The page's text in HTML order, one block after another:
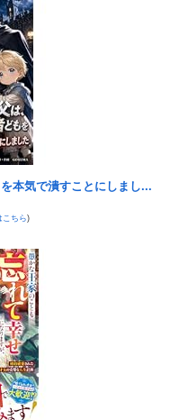
6時間以内に設置した
を迎える「もう無理。普
たい。」
スプレーなんて使わない
じめて炎上するｗｗｗｗ
人、最悪の行動だと叩か
みたいな流れあるよね
三井寺眞、衝撃ゴール！
絡む活躍で海外絶賛！【海
ぎる
被告に「無期懲役」の判決
地獄すぎて完全にコント
出中
リスタルパレス加入が正式
たくさんあって楽しかっ
ライマックス」導入記
始まる。当たりやすい状
手術室の様子が(((ﾟДﾟ)))
と赤ちゃんを交換した」全
るほど〇〇な展開を迎え
場にならんかった
」→実態は2881億円の債務
本気で潰すことにしまし...
こちら)